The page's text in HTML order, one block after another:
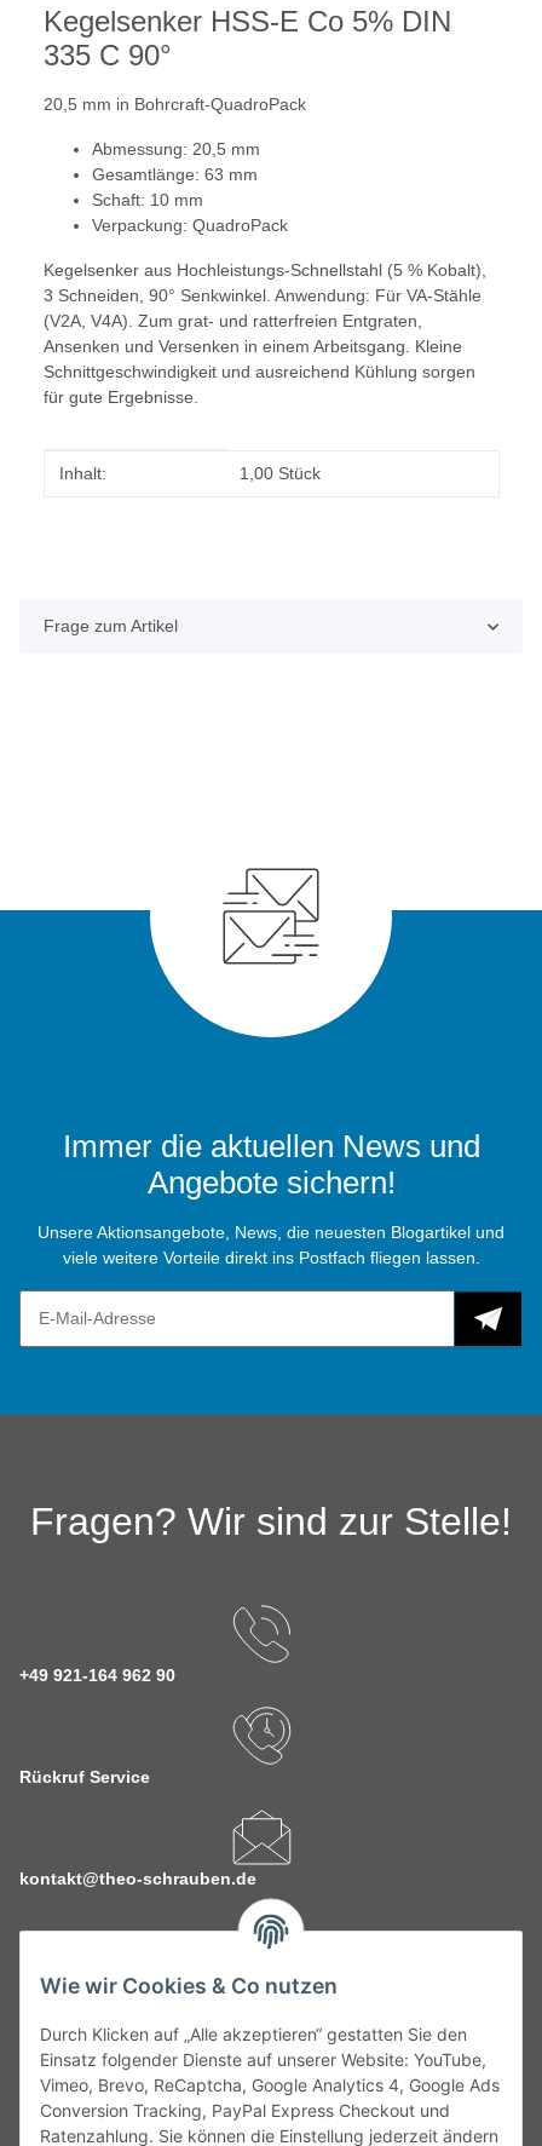
Wie wir Cookies & Co nutzen
Durch Klicken auf „Alle akzeptieren“ gestatten Sie den
Einsatz folgender Dienste auf unserer Website: YouTube,
Vimeo, Brevo, ReCaptcha, Google Analytics 4, Google Ads
Conversion Tracking, PayPal Express Checkout und
Ratenzahlung. Sie können die Einstellung jederzeit ändern
Kegelsenker HSS-E Co 5% DIN
335 C 90°
20,5 mm in Bohrcraft-QuadroPack
Abmessung: 20,5 mm
Gesamtlänge: 63 mm
Schaft: 10 mm
Verpackung: QuadroPack
Kegelsenker aus Hochleistungs-Schnellstahl (5 % Kobalt),
3 Schneiden, 90° Senkwinkel. Anwendung: Für VA-Stähle
(V2A, V4A). Zum grat- und ratterfreien Entgraten,
Ansenken und Versenken in einem Arbeitsgang. Kleine
Schnittgeschwindigkeit und ausreichend Kühlung sorgen
für gute Ergebnisse.
Produkteigenschaft
Wert
Inhalt: 1,00 Stück
Frage zum Artikel
Immer die aktuellen News und
Angebote sichern!
Unsere Aktionsangebote, News, die neuesten Blogartikel und
viele weitere Vorteile direkt ins Postfach fliegen lassen.
Fragen? Wir sind zur Stelle!
+49 921-164 962 90
Rückruf Service
kontakt@theo-schrauben.de
Service
Gesetzliche Informationen